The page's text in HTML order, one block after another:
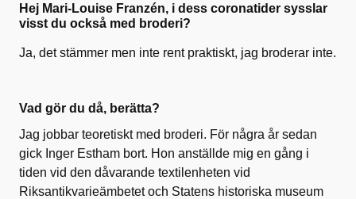
Hej Mari-Louise Franzén, i dess coronatider sysslar
visst du också med broderi?
Ja, det stämmer men inte rent praktiskt, jag broderar inte.
Vad gör du då, berätta?
Jag jobbar teoretiskt med broderi. För några år sedan
gick Inger Estham bort. Hon anställde mig en gång i
tiden vid den dåvarande textilenheten vid
Riksantikvarieämbetet och Statens historiska museum